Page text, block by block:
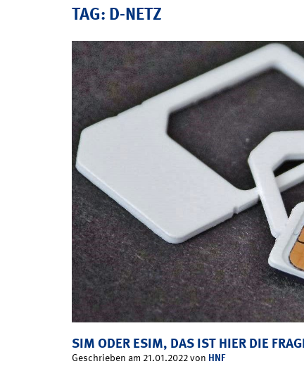
TAG: D-NETZ
SIM ODER ESIM, DAS IST HIER DIE
Geschrieben am 21.01.2022 von HNF